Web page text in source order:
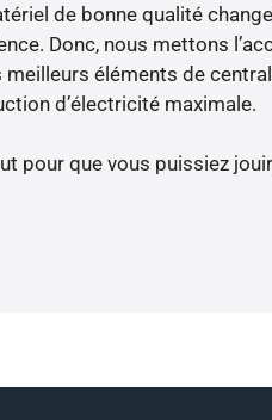
de bonne qualité
Donc, nous mettons
éléments de
d’électricité maximale.
pour que vous puissiez